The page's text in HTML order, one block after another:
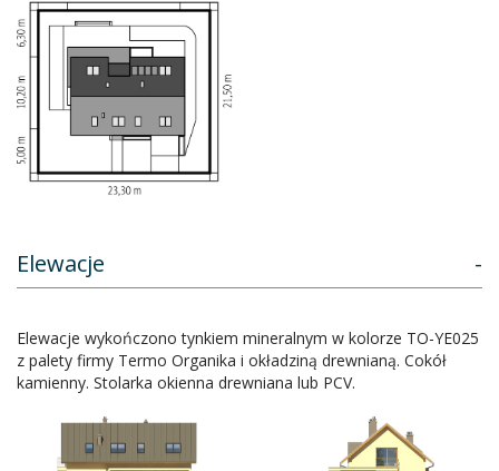
Elewacje -
Elewacje wykończono tynkiem mineralnym w kolorze TO-YE025
z palety firmy Termo Organika i okładziną drewnianą. Cokół
kamienny. Stolarka okienna drewniana lub PCV.